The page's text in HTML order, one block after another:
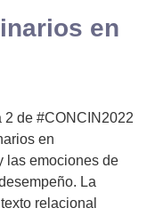
en
de #CONCIN2022
en
las emociones de
La
relacional